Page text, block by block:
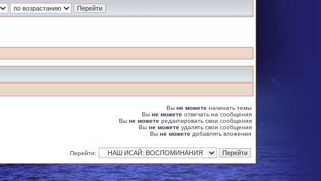
Вы не можете начинать темы
Вы не можете отвечать на сообщения
Вы не можете редактировать свои сообщения
Вы не можете удалять свои сообщения
Вы не можете добавлять вложения
Перейти: